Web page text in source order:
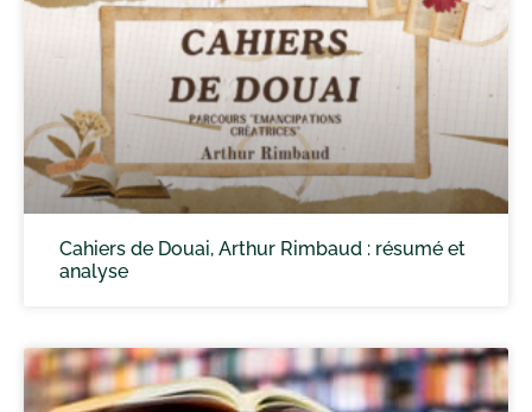
Cahiers de Douai, Arthur Rimbaud : résumé et
analyse